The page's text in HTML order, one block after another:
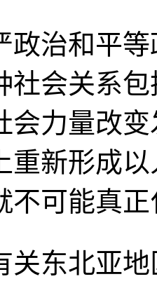
政治和平
社会关系
会力量改
重新形成
不可能真
关东北亚